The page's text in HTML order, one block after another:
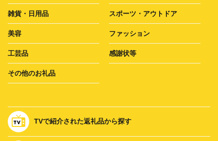
雑貨・日用品 スポーツ・アウトドア
美容 ファッション
工芸品 感謝状等
その他のお礼品
TVで紹介された返礼品から探す